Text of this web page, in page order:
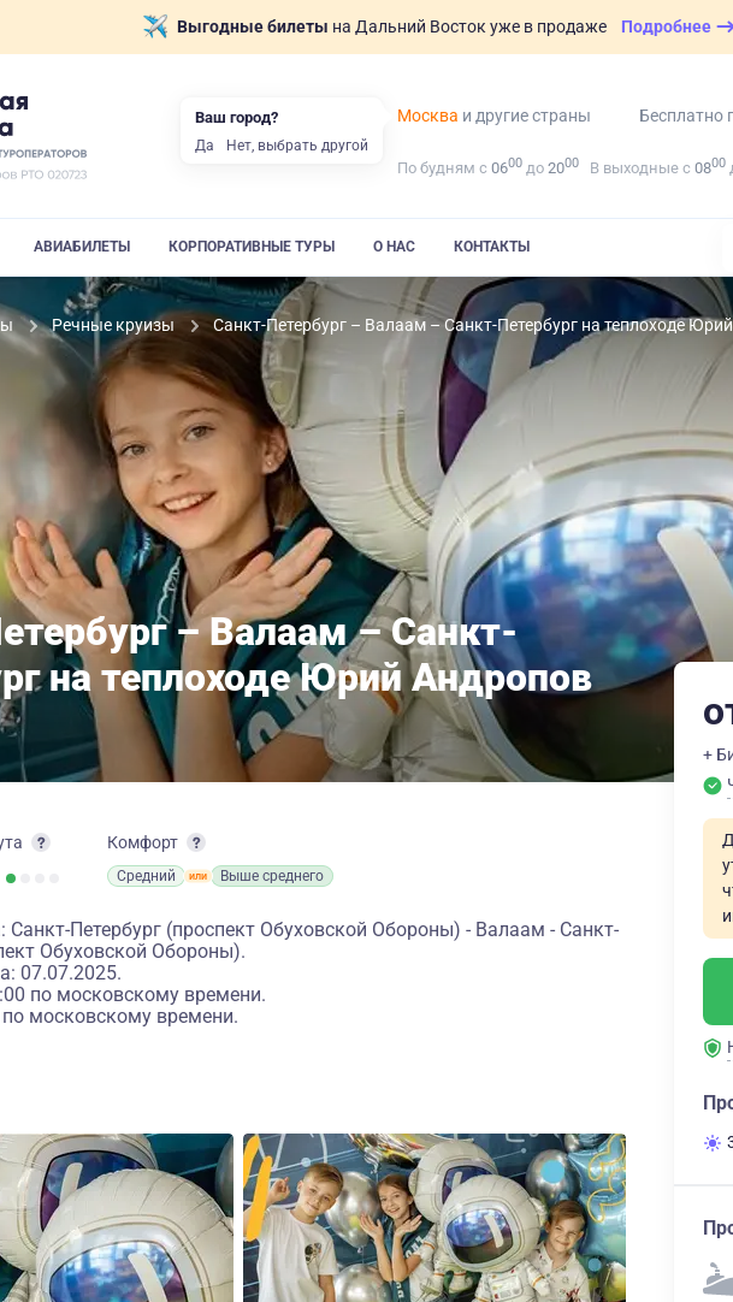
Выгодные билеты на Дальний Восток уже в продаже Подробнее
Москва и другие страны Бесплатно
По будням с 0600 до 2000 В выходные с 0800
АВИАБИЛЕТЫ КОРПОРАТИВНЫЕ ТУРЫ О НАС КОНТАКТЫ
Речные круизы Санкт-Петербург – Валаам – Санкт-Петербург на теплоходе
– Валаам – Санкт-
на теплоходе Юрий Андропов
Комфорт
Средний Выше среднего
Петербург (проспект Обуховской Обороны) - Валаам - Санкт-
Обуховской Обороны).
07.07.2025.
по московскому времени.
московскому времени.
+
Ваш город?
Да Нет, выбрать другой